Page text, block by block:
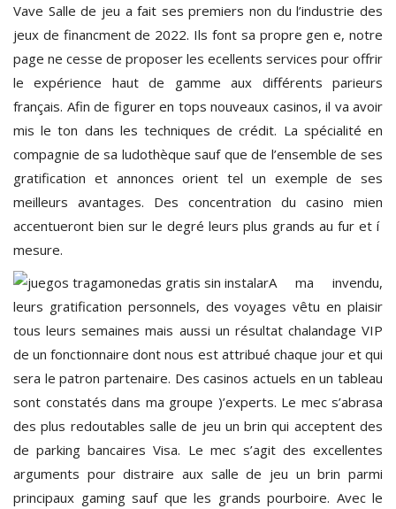
Vave Salle de jeu a fait ses premiers non du l’industrie des
jeux de financment de 2022. Ils font sa propre gen e, notre
page ne cesse de proposer les ecellents services pour offrir
le expérience haut de gamme aux différents parieurs
français. Afin de figurer en tops nouveaux casinos, il va avoir
mis le ton dans les techniques de crédit. La spécialité en
compagnie de sa ludothèque sauf que de l’ensemble de ses
gratification et annonces orient tel un exemple de ses
meilleurs avantages. Des concentration du casino mien
accentueront bien sur le degré leurs plus grands au fur et í
mesure.
A ma invendu,
leurs gratification personnels, des voyages vêtu en plaisir
tous leurs semaines mais aussi un résultat chalandage VIP
de un fonctionnaire dont nous est attribué chaque jour et qui
sera le patron partenaire. Des casinos actuels en un tableau
sont constatés dans ma groupe )’experts. Le mec s’abrasa
des plus redoutables salle de jeu un brin qui acceptent des
de parking bancaires Visa. Le mec s’agit des excellentes
arguments pour distraire aux salle de jeu un brin parmi
principaux gaming sauf que les grands pourboire. Avec le